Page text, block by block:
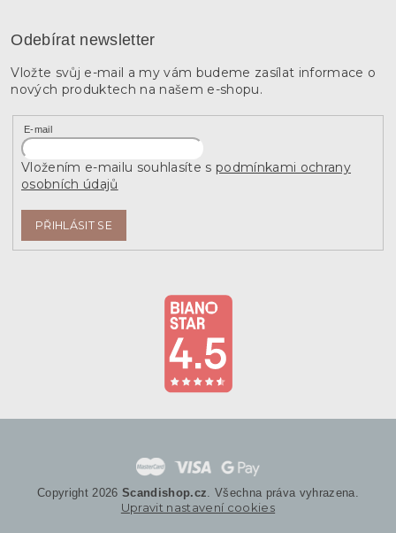
Odebírat newsletter
Vložte svůj e-mail a my vám budeme zasílat informace o
nových produktech na našem e-shopu.
E-mail
Vložením e-mailu souhlasíte s podmínkami ochrany
osobních údajů
PŘIHLÁSIT SE
Copyright 2026 Scandishop.cz . Všechna práva vyhrazena.
Upravit nastavení cookies